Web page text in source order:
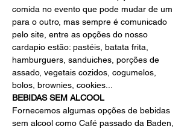
comida no evento que pode mudar de um
para o outro, mas sempre é comunicado
pelo site, entre as opções do nosso
cardapio estão: pastéis, batata frita,
hamburguers, sanduiches, porções de
assado, vegetais cozidos, cogumelos,
bolos, brownies, cookies...
BEBIDAS SEM ALCOOL
Fornecemos algumas opções de bebidas
sem alcool como Café passado da Baden,